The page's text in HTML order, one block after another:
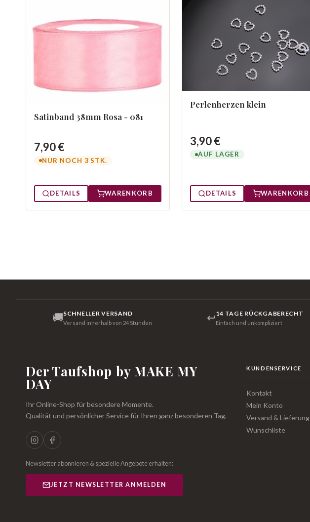
Satinband 38mm Rosa - 081
7,90 €
NUR NOCH 3 STK.
DETAILS WARENKORB
Perlenherzen klein
3,90 €
AUF LAGER
DETAILS WARENKORB
🚚SCHNELLER VERSAND
Versand innerhalb von 24 Stunden ↩14 TAGE RÜCKGABERECHT
Einfach und unkompliziert
Der Taufshop by MAKE MY
DAY
Ihr Online-Shop für besondere Momente.
Qualität und persönlicher Service für Ihren ganz besonderen Tag.
Newsletter abonnieren & spezielle Angebote erhalten:
JETZT NEWSLETTER ANMELDEN
KUNDENSERVICE
Kontakt
Mein Konto
Versand & Lieferung
Wunschliste